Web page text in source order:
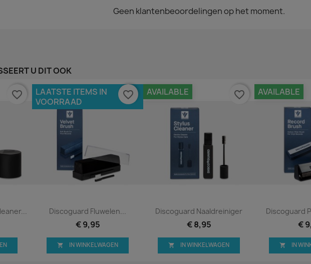
Geen klantenbeoordelingen op het moment.
U DIT OOK
favorite_border
Snel bekijken
Discoguard Fluwelen...
€ 9,95
LAATSTE ITEMS IN
VOORRAAD
 IN WINKELWAGEN
favorite_border
Snel bekijken
Discoguard Naaldreiniger
€ 8,95
AVAILABLE
 IN WINKELWAGEN
favorite_border
Snel
Discoguard
€
AVAILABLE
 IN